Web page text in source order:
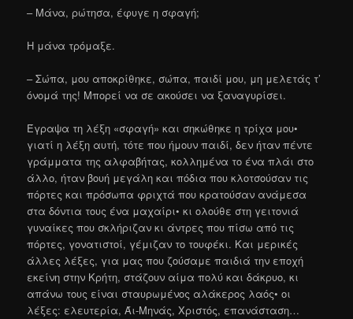
– Μάνα, ρώτησα, έφυγε η σφαγή;
Η μάνα τρόμαξε.
– Σώπα, μου αποκρίθηκε, σώπα, παιδί μου, μη μελετάς τ’
όνομά της! Μπορεί να σε ακούσει να ξαναγυρίσει.
Έγραψα τη λέξη «σφαγή» και σηκώθηκε η τρίχα μου•
γιατί η λέξη αυτή, τότε που ήμουν παιδί, δεν ήταν πέντε
γράμματα της αλφαβήτας, κολλημένα το ένα πλάι στο
άλλο, ήταν βουή μεγάλη και πόδια που κλοτσούσαν τις
πόρτες και πρόσωπα φριχτά που κρατούσαν ανάμεσα
στα δόντια τους ένα μαχαίρι• κι ολούθε στη γειτονιά
γυναίκες που σκλήριζαν κι άντρες που πίσω από τις
πόρτες, γονατιστοί, γέμιζαν το τουφέκι. Και μερικές
άλλες λέξες, για μας που ζούσαμε παιδιά την εποχή
εκείνη στην Κρήτη, στάζουν αίμα πολύ και δάκρυο, κι
απάνω τους είναι σταυρωμένος αλάκερος λαός• οι
λέξες: ελευτερία, Άι-Μηνάς, Χριστός, επανάσταση…